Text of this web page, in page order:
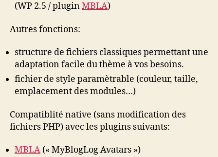
(WP 2.5 / pluginMBLA)
Autres fonctions:
structure de fichiers classiques permettant une
adaptation facile du thème à vos besoins.
fichier de style paramètrable (couleur, taille,
emplacement des modules…)
Compatiblité native (sans modification des
fichiers PHP) avec les plugins suivants:
MBLA (« MyBlogLog Avatars »)